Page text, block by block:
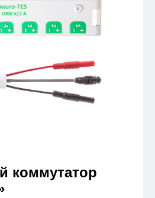
коммутатор